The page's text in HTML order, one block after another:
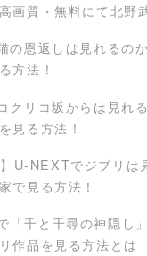
画質・無料にて北野
恩返しは見れるの
方法！
リコ坂からは見れ
見る方法！
U-NEXTでジブリは
で見る方法！
千と千尋の神隠し
作品を見る方法とは